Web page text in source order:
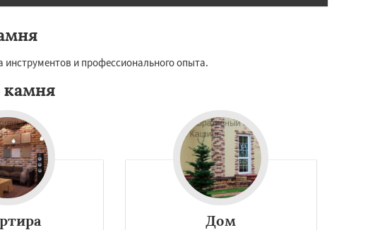
и профессионального опыта.
камня
Дом